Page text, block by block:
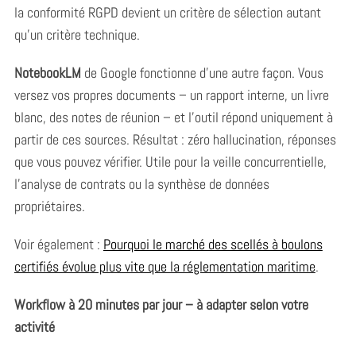
la conformité RGPD devient un critère de sélection autant
qu’un critère technique.
NotebookLM de Google fonctionne d’une autre façon. Vous
versez vos propres documents – un rapport interne, un livre
blanc, des notes de réunion – et l’outil répond uniquement à
partir de ces sources. Résultat : zéro hallucination, réponses
que vous pouvez vérifier. Utile pour la veille concurrentielle,
l’analyse de contrats ou la synthèse de données
propriétaires.
Voir également : Pourquoi le marché des scellés à boulons
certifiés évolue plus vite que la réglementation maritime.
Workflow à 20 minutes par jour – à adapter selon votre
activité